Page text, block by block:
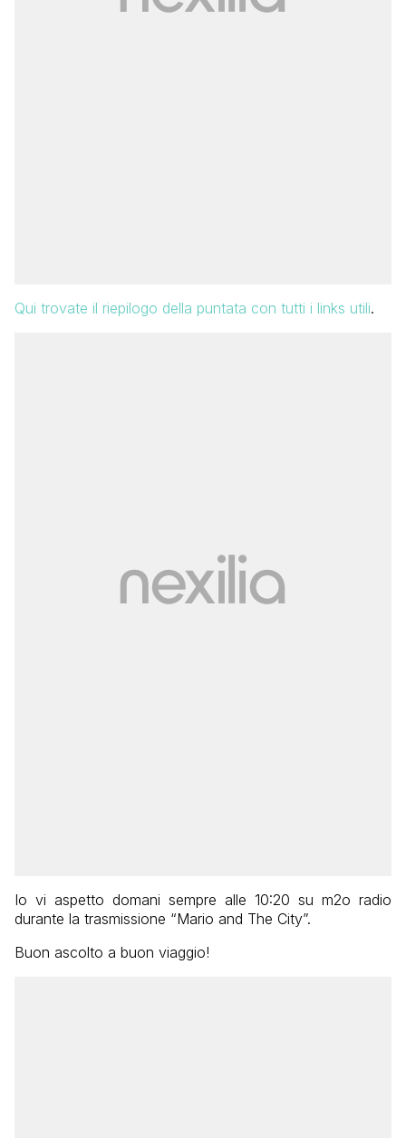
Qui trovate il riepilogo della puntata con tutti i links utili.
Io vi aspetto domani sempre alle 10:20 su m2o radio
durante la trasmissione “Mario and The City”.
Buon ascolto a buon viaggio!